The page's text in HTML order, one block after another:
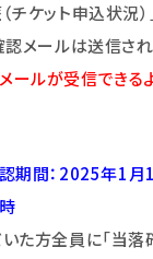
ケット申込状況）
認メールは送信され
ールが受信できる
期間：2025年1月
た方全員に「当落